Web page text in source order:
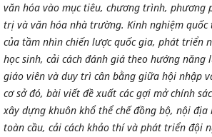
văn hóa vào mục tiêu, chương trình, phương
trị và văn hóa nhà trường. Kinh nghiệm
của tầm nhìn chiến lược quốc gia, phát triển
học sinh, cải cách đánh giá theo hướng năng
giáo viên và duy trì cân bằng giữa hội nhập
cơ sở đó, bài viết đề xuất các gợi mở chính
xây dựng khuôn khổ thể chế đồng bộ, nội
toàn cầu, cải cách khảo thí và phát triển đội